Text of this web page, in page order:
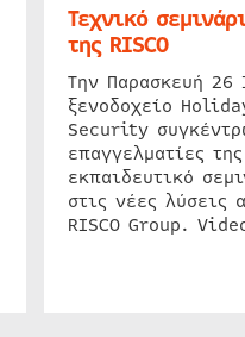
Τεχνικό
της RISCO
Την Παρασκευή 26
ξενοδοχείο
Security
επαγγελματίες
εκπαιδευτικό
στις νέες λύσεις
RISCO Group.